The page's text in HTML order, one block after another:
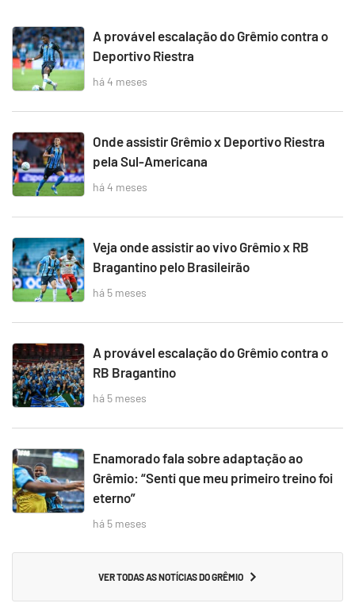
A provável escalação do Grêmio contra o
Deportivo Riestra
há 4 meses
Onde assistir Grêmio x Deportivo Riestra
pela Sul-Americana
há 4 meses
Veja onde assistir ao vivo Grêmio x RB
Bragantino pelo Brasileirão
há 5 meses
A provável escalação do Grêmio contra o
RB Bragantino
há 5 meses
Enamorado fala sobre adaptação ao
Grêmio: “Senti que meu primeiro treino foi
eterno”
há 5 meses
VER TODAS AS NOTÍCIAS DO GRÊMIO